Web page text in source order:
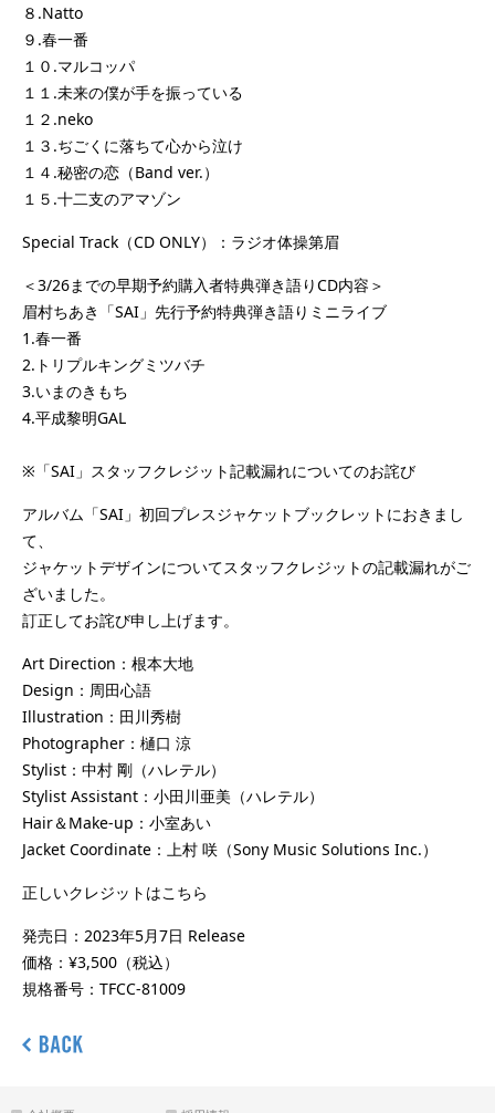
８.Natto
９.春一番
１０.マルコッパ
１１.未来の僕が手を振っている
１２.neko
１３.ぢごくに落ちて心から泣け
１４.秘密の恋（Band ver.）
１５.十二支のアマゾン
Special Track（CD ONLY）：ラジオ体操第眉
＜3/26までの早期予約購入者特典弾き語りCD内容＞
眉村ちあき「SAI」先行予約特典弾き語りミニライブ
1.春一番
2.トリプルキングミツバチ
3.いまのきもち
4.平成黎明GAL
※「SAI」スタッフクレジット記載漏れについてのお詫び
アルバム「SAI」初回プレスジャケットブックレットにおきまし
て、
ジャケットデザインについてスタッフクレジットの記載漏れがご
ざいました。
訂正してお詫び申し上げます。
Art Direction：根本大地
Design：周田心語
Illustration：田川秀樹
Photographer：樋口 涼
Stylist：中村 剛（ハレテル）
Stylist Assistant：小田川亜美（ハレテル）
Hair＆Make-up：小室あい
Jacket Coordinate：上村 咲（Sony Music Solutions Inc.）
正しいクレジットはこちら
発売日：2023年5月7日 Release
価格：¥3,500（税込）
規格番号：TFCC-81009